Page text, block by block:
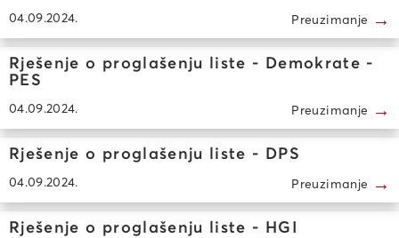
04.09.2024. Preuzimanje →
Rješenje o proglašenju liste - Demokrate -
PES
04.09.2024. Preuzimanje →
Rješenje o proglašenju liste - DPS
04.09.2024. Preuzimanje →
Rješenje o proglašenju liste - HGI